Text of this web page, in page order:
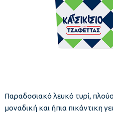
Παραδοσιακό λευκό τυρί,
μοναδική και ήπια πικάντικη